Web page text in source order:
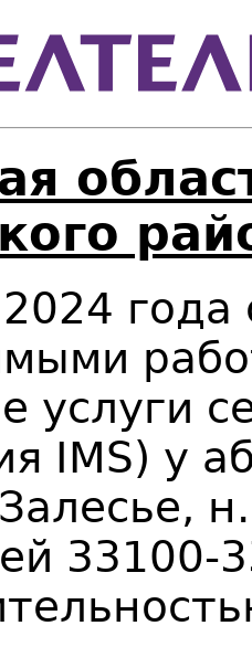
2024
услуги
IMS) у
33100-